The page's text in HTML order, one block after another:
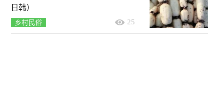
日韩）
乡村民俗 25